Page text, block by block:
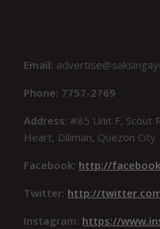
Email:
Phone: 7757-2769
Address:#85 Unit F, Scout
Heart, Diliman, Quezon City
Facebook: http://
Twitter: http://
Instagram: https://